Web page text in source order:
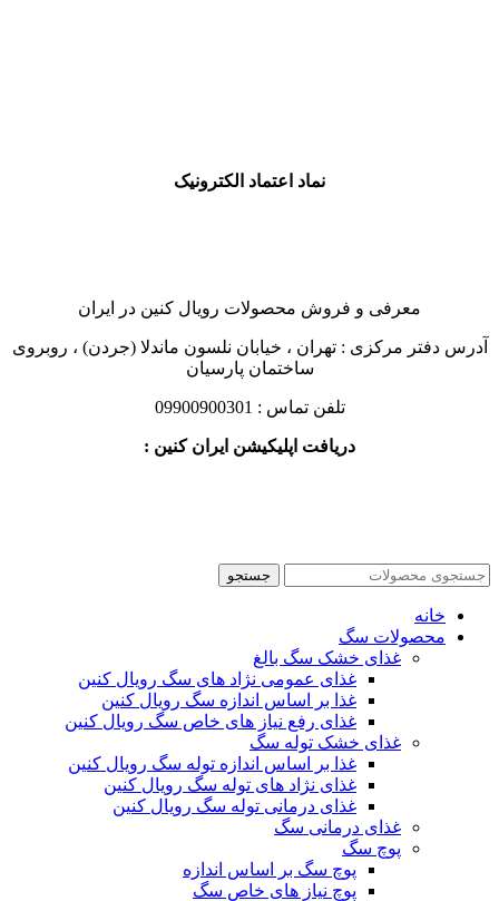
نماد اعتماد الکترونیک
معرفی و فروش محصولات رویال کنین در ایران
آدرس دفتر مرکزی : تهران ، خیابان نلسون ماندلا (جردن) ، روبروی
ساختمان پارسیان
تلفن تماس : 09900900301
دریافت اپلیکیشن ایران کنین :
جستجو
خانه
محصولات سگ
غذای خشک سگ بالغ
غذای عمومی نژاد های سگ رویال کنین
غذا بر اساس اندازه سگ رویال کنین
غذای رفع نیاز های خاص سگ رویال کنین
غذای خشک توله سگ
غذا بر اساس اندازه توله سگ رویال کنین
غذای نژاد های توله سگ رویال کنین
غذای درمانی توله سگ رویال کنین
غذای درمانی سگ
پوچ سگ
پوچ سگ بر اساس اندازه
پوچ نیاز های خاص سگ